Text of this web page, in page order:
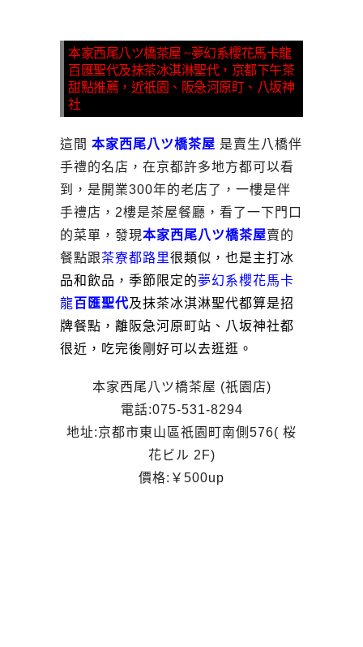
本家西尾八ツ橋茶屋 ~夢幻系櫻花馬卡龍
百匯聖代及抹茶冰淇淋聖代，京都下午茶
甜點推薦，近祇園、阪急河原盯、八坂神
社
這間 本家西尾八ツ橋茶屋 是賣生八橋伴
手禮的名店，在京都許多地方都可以看
到，是開業300年的老店了，一樓是伴
手禮店，2樓是茶屋餐廳，看了一下門口
的菜單，發現本家西尾八ツ橋茶屋賣的
餐點跟茶寮都路里很類似，也是主打冰
品和飲品，季節限定的夢幻系櫻花馬卡
龍百匯聖代及抹茶冰淇淋聖代都算是招
牌餐點，離阪急河原町站、八坂神社都
很近，吃完後剛好可以去逛逛。
本家西尾八ツ橋茶屋 (祇園店)
電話:075-531-8294
地址:京都市東山區祇園町南側576( 桜
花ビル 2F)
價格: ￥500up